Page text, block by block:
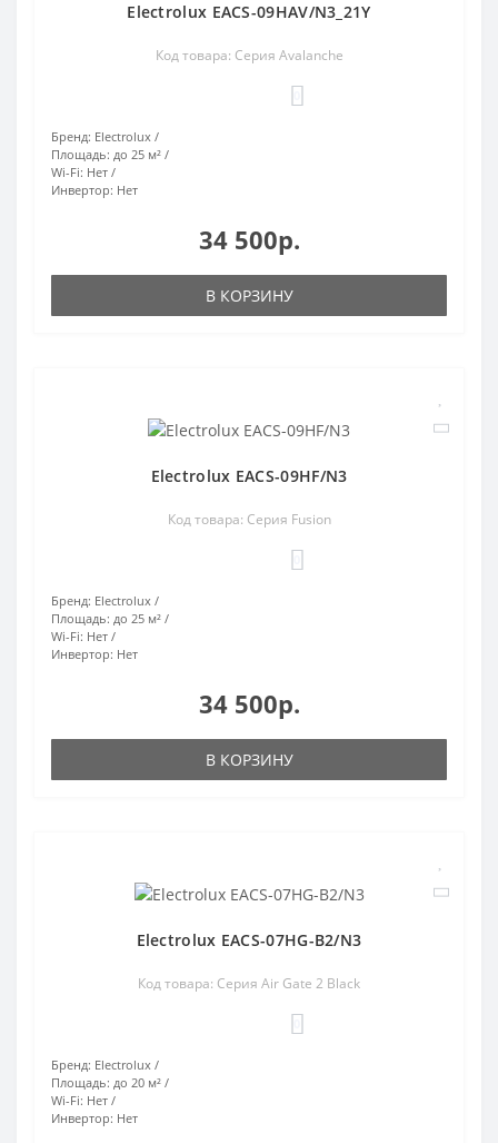
Electrolux EACS-09HAV/N3_21Y
Код товара: Серия Avalanche
Бренд: Electrolux
Площадь: до 25 м²
Wi-Fi: Нет
Инвертор: Нет
34 500р.
В КОРЗИНУ
Electrolux EACS-09HF/N3
Код товара: Серия Fusion
Бренд: Electrolux
Площадь: до 25 м²
Wi-Fi: Нет
Инвертор: Нет
34 500р.
В КОРЗИНУ
Electrolux EACS-07HG-B2/N3
Код товара: Серия Air Gate 2 Black
Бренд: Electrolux
Площадь: до 20 м²
Wi-Fi: Нет
Инвертор: Нет